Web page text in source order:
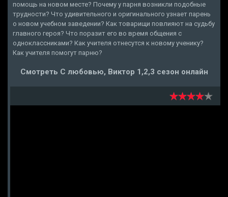
помощь на новом месте? Почему у парня возникли подобные
трудности? Что удивительного и оригинального узнает парень
о новом учебном заведении? Как товарищи повлияют на судьбу
главного героя? Что поразит его во время общения с
одноклассниками? Как учителя отнесутся к новому ученику?
Как учителя помогут парню?
Смотреть С любовью, Виктор 1,2,3 сезон онлайн